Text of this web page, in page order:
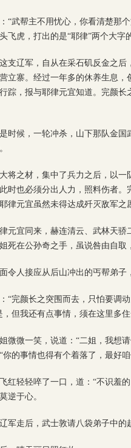
“武帮主不用忧心，你看清楚那
飞虎，打出的是“耶律”两个大
支辽军，自从在采石矶反金之
立寨。经过一年多的休养生息
踪，报与耶律元宜知道。完颜
时候，一轮冲杀，山下那队金
将之材，集中了兵力之后，以
时也必须分出人力，照料伤者
律元宜虽然未得达成歼灭敌军
元宜同来，赫连清云、武林天
死在公孙奇之手，虽说咎由自
令人接应从后山冲出的丐帮弟
“完颜长之突围而去，只怕要调
，但我还有点事情，须在这里多
微微一笑，说道：“二姐，我想
你的事情也得有个着落了，最好
红轻轻啐了一口，道：“不识羞
逆于心。
军走后，武士敦请八袋弟子中